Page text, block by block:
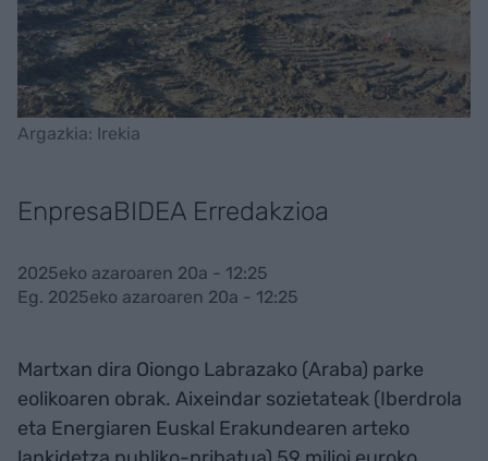
Argazkia: Irekia
EnpresaBIDEA Erredakzioa
2025eko azaroaren 20a - 12:25
Eg. 2025eko azaroaren 20a - 12:25
Martxan dira Oiongo Labrazako (Araba) parke
eolikoaren obrak. Aixeindar sozietateak (Iberdrola
eta Energiaren Euskal Erakundearen arteko